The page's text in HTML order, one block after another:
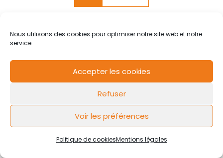
Nous utilisons des cookies pour optimiser notre site web et notre
service.
Accepter les cookies
Refuser
Voir les préférences
Politique de cookiesMentions légales
Contact
Mentions légales Politique de cookies Design by